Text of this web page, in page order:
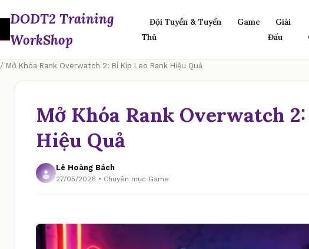
DODT2 Training
WorkShop
Đội Tuyển & Tuyển
Thủ
Game
Giải
Đấu
/ Mở Khóa Rank Overwatch 2: Bí Kíp Leo Rank Hiệu Quả
Mở Khóa Rank Overwatch
Hiệu Quả
Lê Hoàng Bách
27/05/2026 • Chuyên mục Game